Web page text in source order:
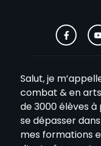
Salut, je
combat & en arts
de 3000 élèves
se dépasser
mes formations